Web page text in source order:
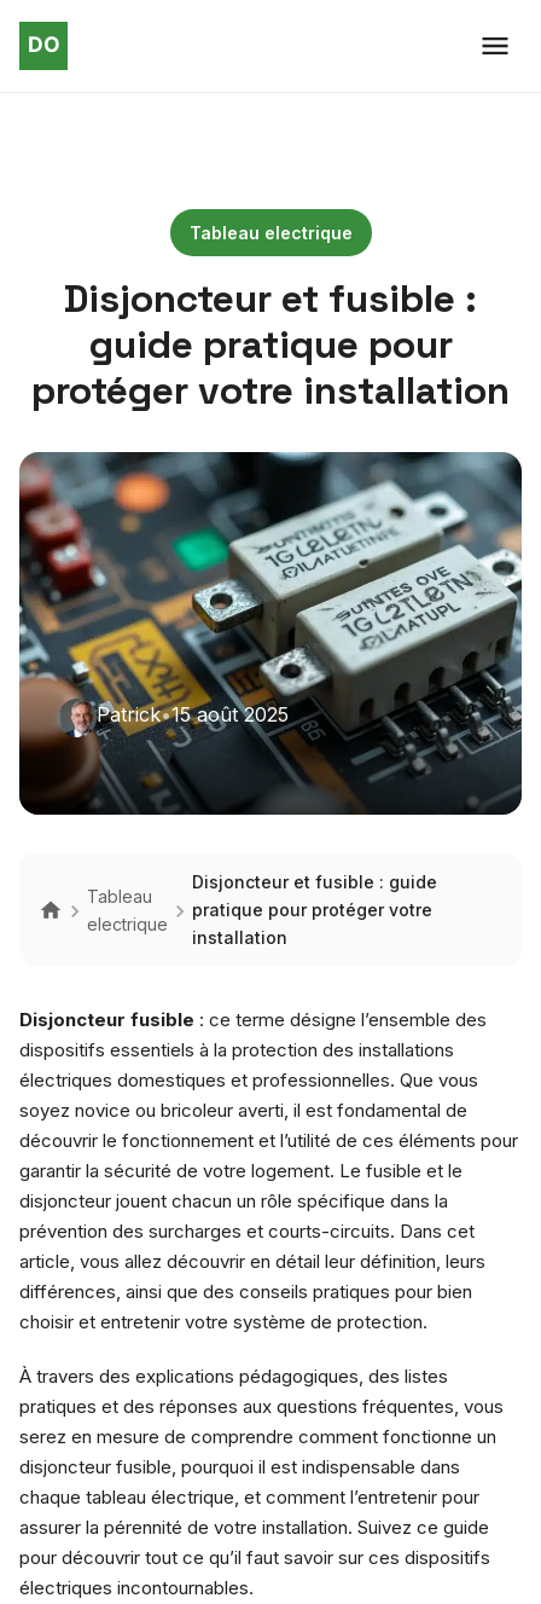
Tableau electrique
Disjoncteur et fusible :
guide pratique pour
protéger votre installation
Patrick•15 août 2025
Tableau
electrique
Disjoncteur et fusible : guide
pratique pour protéger votre
installation
Disjoncteur fusible : ce terme désigne l’ensemble des
dispositifs essentiels à la protection des installations
électriques domestiques et professionnelles. Que vous
soyez novice ou bricoleur averti, il est fondamental de
découvrir le fonctionnement et l’utilité de ces éléments pour
garantir la sécurité de votre logement. Le fusible et le
disjoncteur jouent chacun un rôle spécifique dans la
prévention des surcharges et courts-circuits. Dans cet
article, vous allez découvrir en détail leur définition, leurs
différences, ainsi que des conseils pratiques pour bien
choisir et entretenir votre système de protection.
À travers des explications pédagogiques, des listes
pratiques et des réponses aux questions fréquentes, vous
serez en mesure de comprendre comment fonctionne un
disjoncteur fusible, pourquoi il est indispensable dans
chaque tableau électrique, et comment l’entretenir pour
assurer la pérennité de votre installation. Suivez ce guide
pour découvrir tout ce qu’il faut savoir sur ces dispositifs
électriques incontournables.